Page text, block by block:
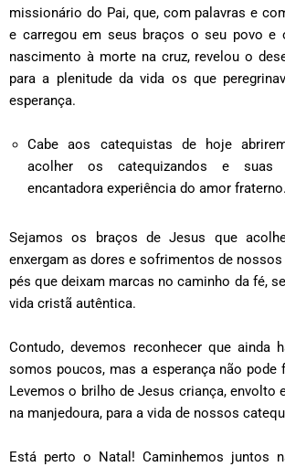
missionário do Pai, que, com palavras e
e carregou em seus braços o seu povo e
nascimento à morte na cruz, revelou o
para a plenitude da vida os que
esperança.
Cabe aos catequistas de hoje
acolher os catequizandos e
encantadora experiência do amor fraterno.
Sejamos os braços de Jesus que
enxergam as dores e sofrimentos de
pés que deixam marcas no caminho da fé,
vida cristã autêntica.
Contudo, devemos reconhecer que ainda
somos poucos, mas a esperança não pode
Levemos o brilho de Jesus criança, envolto
na manjedoura, para a vida de nossos
Está perto o Natal! Caminhemos juntos